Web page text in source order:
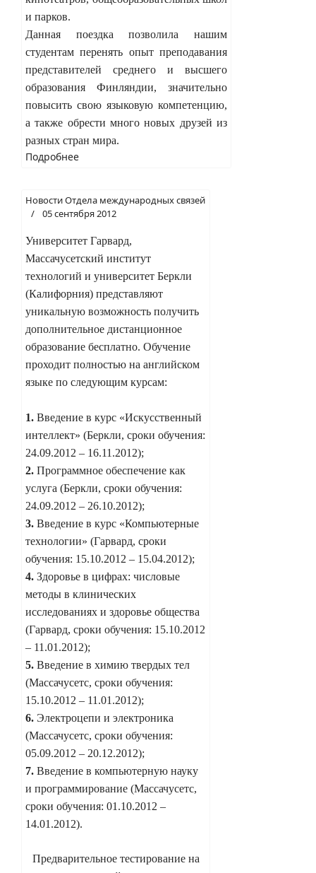
и парков.
Данная поездка позволила нашим
студентам перенять опыт преподавания
представителей среднего и высшего
образования Финляндии, значительно
повысить свою языковую компетенцию,
а также обрести много новых друзей из
разных стран мира.
Подробнее
Новости Отдела международных связей
05 сентября 2012
Университет Гарвард,
Массачусетский институт
технологий и университет Беркли
(Калифорния) представляют
уникальную возможность получить
дополнительное дистанционное
образование бесплатно. Обучение
проходит полностью на английском
языке по следующим курсам:
1. Введение в курс «Искусственный
интеллект» (Беркли, сроки обучения:
24.09.2012 – 16.11.2012);
2. Программное обеспечение как
услуга (Беркли, сроки обучения:
24.09.2012 – 26.10.2012);
3. Введение в курс «Компьютерные
технологии» (Гарвард, сроки
обучения: 15.10.2012 – 15.04.2012);
4. Здоровье в цифрах: числовые
методы в клинических
исследованиях и здоровье общества
(Гарвард, сроки обучения: 15.10.2012
– 11.01.2012);
5. Введение в химию твердых тел
(Массачусетс, сроки обучения:
15.10.2012 – 11.01.2012);
6. Электроцепи и электроника
(Массачусетс, сроки обучения:
05.09.2012 – 20.12.2012);
7. Введение в компьютерную науку
и программирование (Массачусетс,
сроки обучения: 01.10.2012 –
14.01.2012).
Предварительное тестирование на